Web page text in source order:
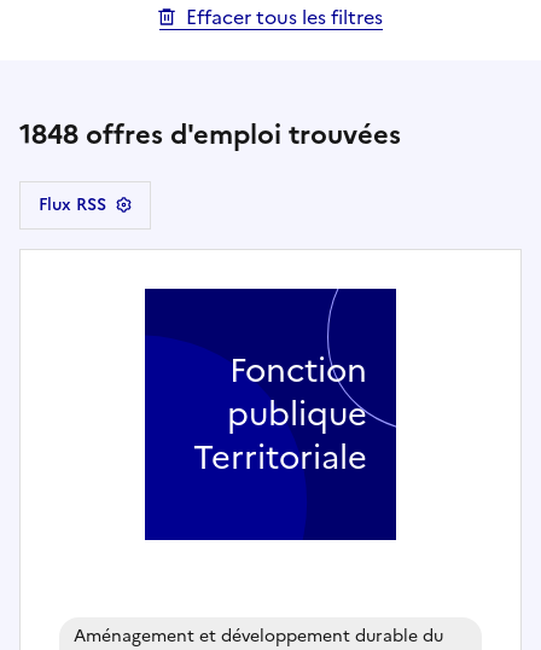
Effacer tous les filtres
1848 offres d'emploi trouvées
Flux RSS
Aménagement et développement durable du
Fonction
publique
Territoriale